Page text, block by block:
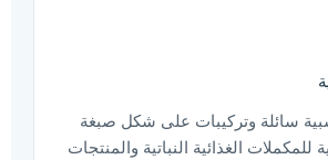
سائلة وتركيبات على شكل صبغة
للمكملات الغذائية النباتية والمنتجات